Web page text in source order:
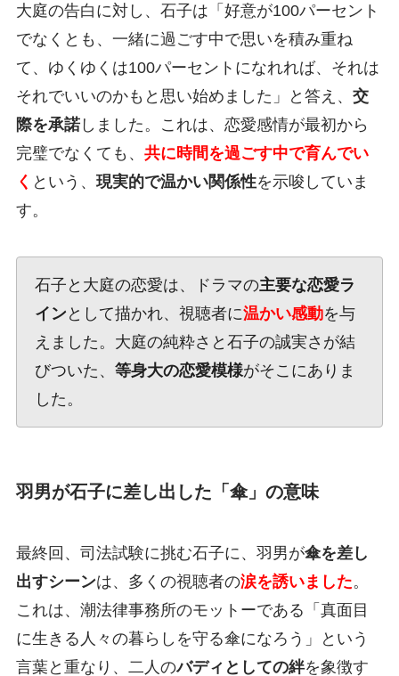
大庭の告白に対し、石子は「好意が100パーセント
でなくとも、一緒に過ごす中で思いを積み重ね
て、ゆくゆくは100パーセントになれれば、それは
それでいいのかもと思い始めました」と答え、 交
際を承諾しました。これは、恋愛感情が最初から
完璧でなくても、 共に時間を過ごす中で育んでい
く という、 現実的で温かい関係性を示唆していま
す。
石子と大庭の恋愛は、ドラマの主要な恋愛ラ
インとして描かれ、視聴者に温かい感動を与
えました。大庭の純粋さと石子の誠実さが結
びついた、 等身大の恋愛模様がそこにありま
した。
羽男が石子に差し出した「傘」の意味
最終回、司法試験に挑む石子に、羽男が傘を差し
出すシーンは、多くの視聴者の涙を誘いました。
これは、潮法律事務所のモットーである「真面目
に生きる人々の暮らしを守る傘になろう」という
言葉と重なり、二人のバディとしての絆を象徴す